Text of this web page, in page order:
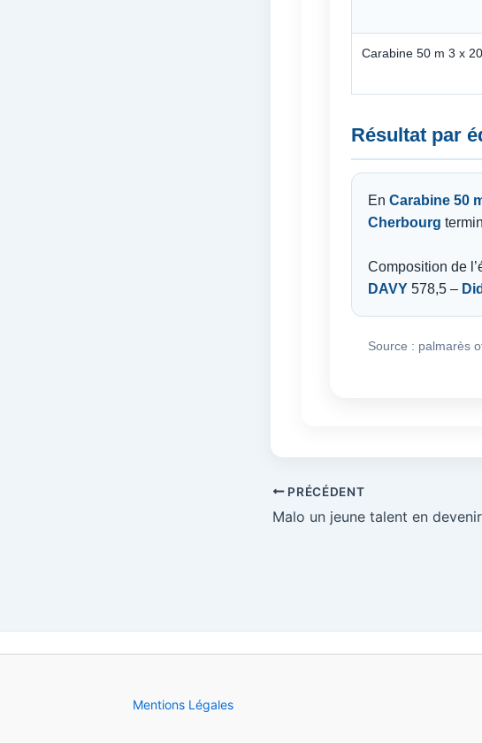
Carabine 50 m 3 x 20
Résultat par
En Carabine 50
Cherbourg
Composition de
DAVY 578,5 –
Source : palmarès
PRÉCÉDENT
Malo un jeune talent en devenir
Mentions Légales